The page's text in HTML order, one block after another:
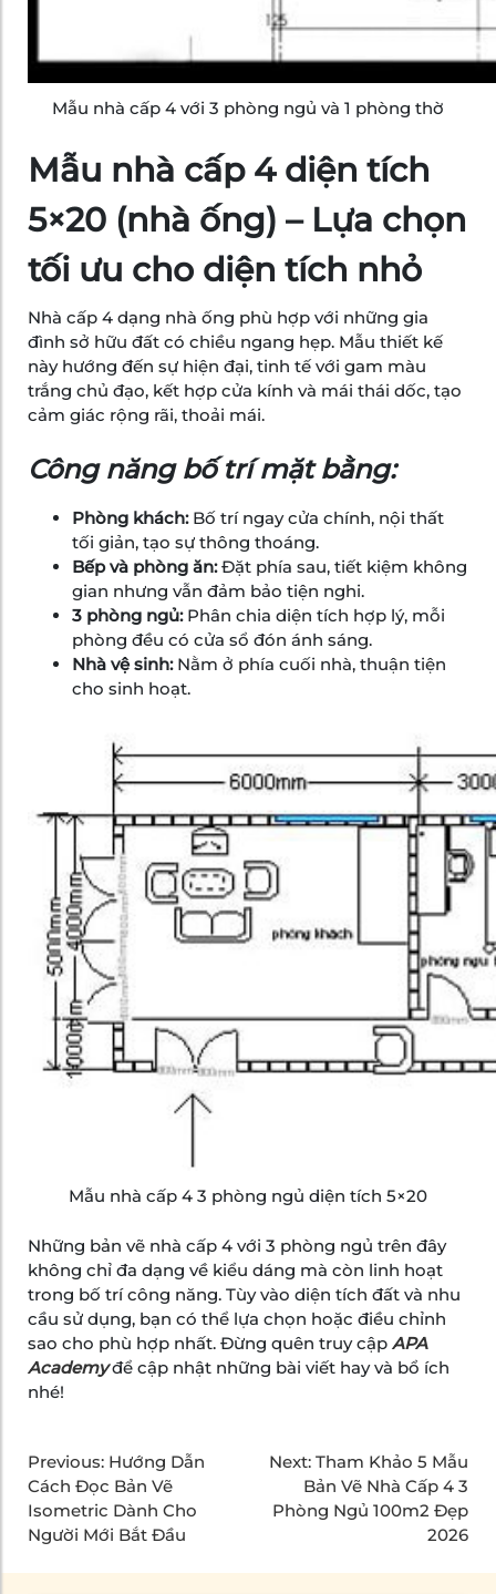
Mẫu nhà cấp 4 với 3 phòng ngủ và 1 phòng thờ
Mẫu nhà cấp 4 diện tích
5×20 (nhà ống) – Lựa chọn
tối ưu cho diện tích nhỏ
Nhà cấp 4 dạng nhà ống phù hợp với những gia
đình sở hữu đất có chiều ngang hẹp. Mẫu thiết kế
này hướng đến sự hiện đại, tinh tế với gam màu
trắng chủ đạo, kết hợp cửa kính và mái thái dốc, tạo
cảm giác rộng rãi, thoải mái.
Công năng bố trí mặt bằng:
Phòng khách:Bố trí ngay cửa chính, nội thất
tối giản, tạo sự thông thoáng.
Bếp và phòng ăn:Đặt phía sau, tiết kiệm không
gian nhưng vẫn đảm bảo tiện nghi.
3 phòng ngủ:Phân chia diện tích hợp lý, mỗi
phòng đều có cửa sổ đón ánh sáng.
Nhà vệ sinh:Nằm ở phía cuối nhà, thuận tiện
cho sinh hoạt.
Mẫu nhà cấp 4 3 phòng ngủ diện tích 5×20
Những bản vẽ nhà cấp 4 với 3 phòng ngủ trên đây
không chỉ đa dạng về kiểu dáng mà còn linh hoạt
trong bố trí công năng. Tùy vào diện tích đất và nhu
cầu sử dụng, bạn có thể lựa chọn hoặc điều chỉnh
sao cho phù hợp nhất. Đừng quên truy cập APA
Academyđể cập nhật những bài viết hay và bổ ích
nhé!
Previous: Hướng Dẫn
Cách Đọc Bản Vẽ
Isometric Dành Cho
Người Mới Bắt Đầu
Next: Tham Khảo 5 Mẫu
Bản Vẽ Nhà Cấp 4 3
Phòng Ngủ 100m2 Đẹp
2026